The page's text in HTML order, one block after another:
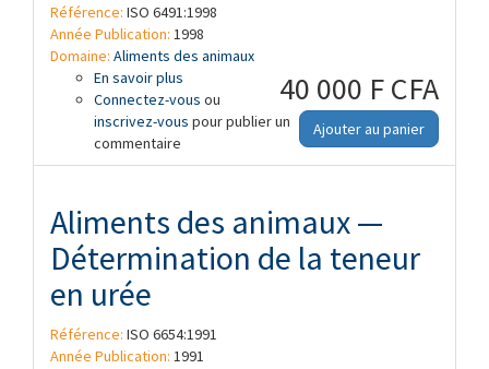
Référence: ISO 6491:1998
Année Publication: 1998
Domaine: Aliments des animaux
40 000 F CFA
Ajouter au panier
En savoir plus à propos de Aliments des animaux —
Détermination de la teneur en phosphore
— Méthode spectrométrique
Connectez-vous ou
inscrivez-vous pour publier un
commentaire
Aliments des animaux —
Détermination de la teneur
en urée
Référence: ISO 6654:1991
Année Publication: 1991